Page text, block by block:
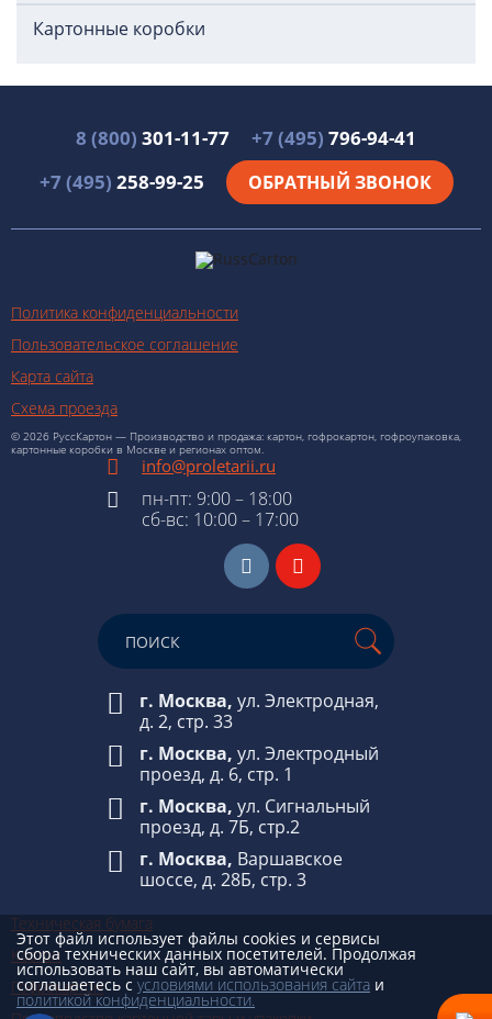
Картонные коробки
8 (800) 301-11-77 +7 (495) 796-94-41
+7 (495) 258-99-25 ОБРАТНЫЙ ЗВОНОК
Политика конфиденциальности
Пользовательское соглашение
Карта сайта
Схема проезда
© 2026 РуссКартон — Производство и продажа: картон, гофрокартон, гофроупаковка,
картонные коробки в Москве и регионах оптом.
info@proletarii.ru
пн-пт: 9:00 – 18:00
сб-вс: 10:00 – 17:00
г. Москва, ул. Электродная,
д. 2, стр. 33
г. Москва, ул. Электродный
проезд, д. 6, стр. 1
г. Москва, ул. Сигнальный
проезд, д. 7Б, стр.2
г. Москва, Варшавское
шоссе, д. 28Б, стр. 3
Техническая бумага
Картон
Гофрокартон
Этот файл использует файлы cookies и сервисы
сбора технических данных посетителей. Продолжая
использовать наш сайт, вы автоматически
соглашаетесь с условиями использования сайта и
политикой конфиденциальности.